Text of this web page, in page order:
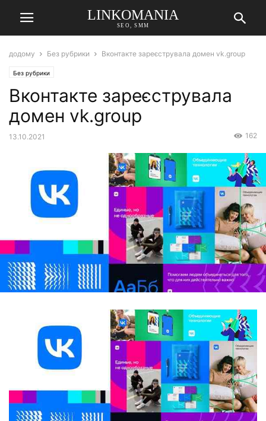
LINKOMANIA
SEO, SMM
додому Без рубрики Вконтакте зареєструвала домен vk.group
Без рубрики
Вконтакте зареєструвала
домен vk.group
13.10.2021 162